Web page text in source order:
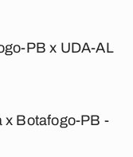
PB x UDA-AL
x Botafogo-PB -